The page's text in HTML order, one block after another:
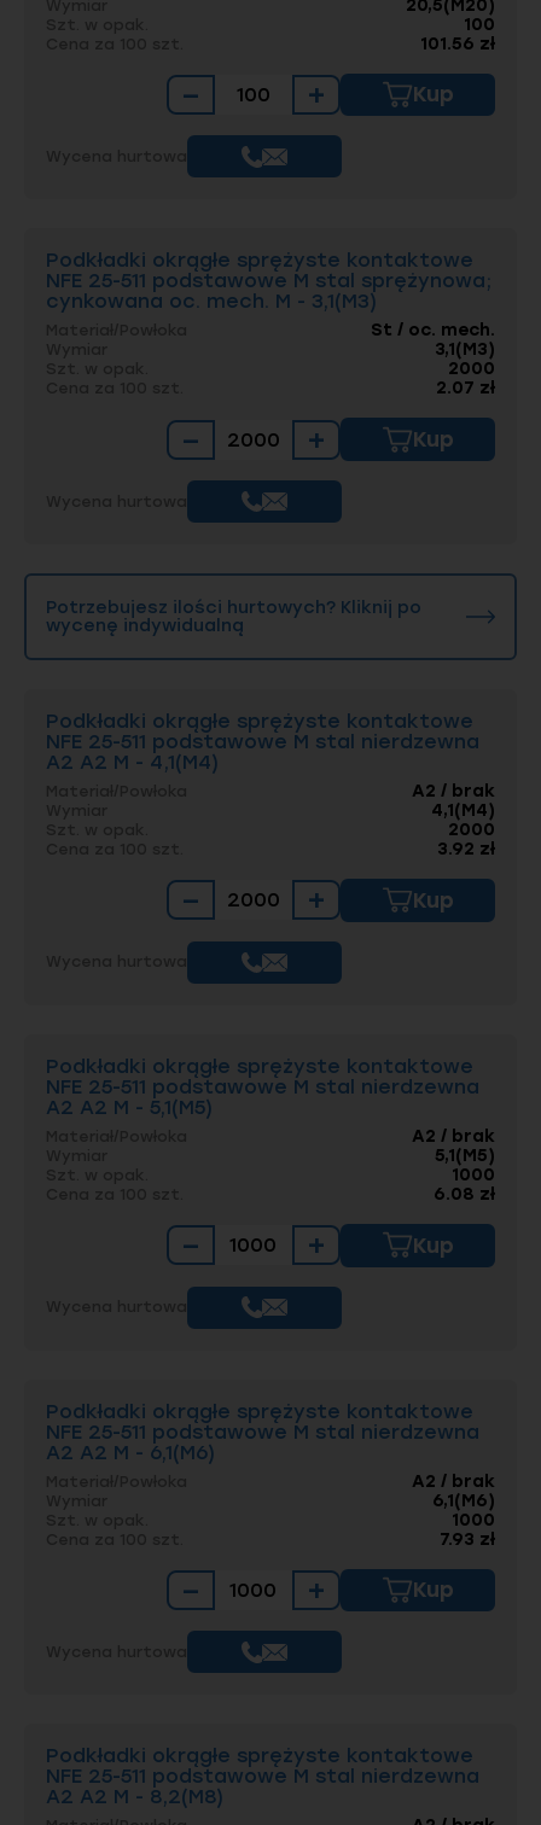
20,5(M20)
100
101.56 zł
− + Kup
Podkładki okrągłe sprężyste kontaktowe
NFE 25-511 podstawowe M stal sprężynowa;
cynkowana oc. mech. M - 3,1(M3)
St / oc. mech.
3,1(M3)
2000
2.07 zł
− + Kup
Potrzebujesz ilości hurtowych? Kliknij po
wycenę indywidualną
Podkładki okrągłe sprężyste kontaktowe
NFE 25-511 podstawowe M stal nierdzewna
A2 A2 M - 4,1(M4)
A2 / brak
4,1(M4)
2000
3.92 zł
− + Kup
Podkładki okrągłe sprężyste kontaktowe
NFE 25-511 podstawowe M stal nierdzewna
A2 A2 M - 5,1(M5)
A2 / brak
5,1(M5)
1000
6.08 zł
− + Kup
Podkładki okrągłe sprężyste kontaktowe
NFE 25-511 podstawowe M stal nierdzewna
A2 A2 M - 6,1(M6)
A2 / brak
6,1(M6)
1000
7.93 zł
− + Kup
Podkładki okrągłe sprężyste kontaktowe
NFE 25-511 podstawowe M stal nierdzewna
A2 A2 M - 8,2(M8)